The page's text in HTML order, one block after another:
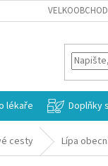
VELKOOBCHOD
lékaře Doplňky
cesty Lípa